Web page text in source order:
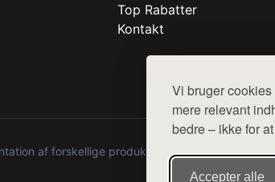
Vi bruger
mere relevant
bedre – ikke for
Accepter alle
Top Rabatter
Kontakt
af forskellige produkter fra diverse